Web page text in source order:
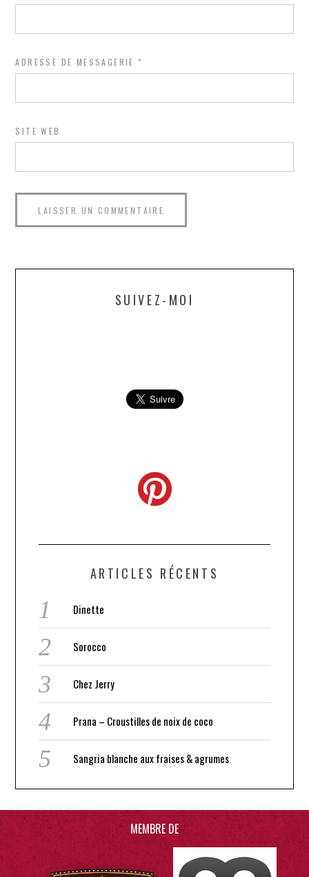
ADRESSE DE MESSAGERIE*
SITE WEB
SUIVEZ-MOI
ARTICLES RÉCENTS
Dinette
Sorocco
Chez Jerry
Prana – Croustilles de noix de coco
Sangria blanche aux fraises & agrumes
MEMBRE DE